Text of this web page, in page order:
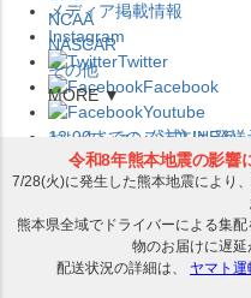
メディア掲載情報
Instagram
Twitter
Facebook
Youtube
セレクション公式LINE@
NCAA
NASCAR
その他
MORE ▼
12:00までのご注文は発送
在庫品は 1-3営業日内で発